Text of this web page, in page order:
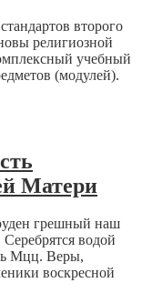
второго
религиозной
учебный
(модулей).
Матери
грешный наш
водой
Мцц. Веры,
воскресной